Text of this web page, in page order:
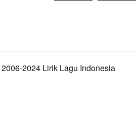
2024 Lirik Lagu Indonesia